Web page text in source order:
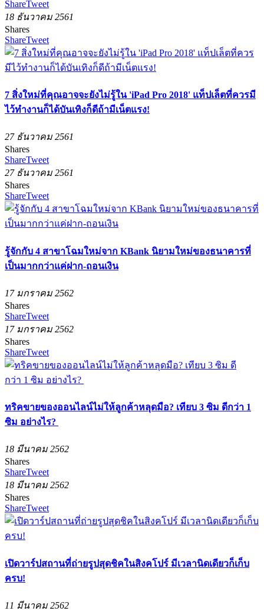
ShareTweet
18 ธันวาคม 2561
Shares
ShareTweet
7 สิ่งใหม่ที่คุณอาจจะยังไม่รู้ใน 'iPad Pro 2018' แท็ปเล็ตที่ควรมี
ไว้ทำงานก็ได้บันเทิงก็ดีถ้ามีเน็ตแรง!
27 ธันวาคม 2561
Shares
ShareTweet
27 ธันวาคม 2561
Shares
ShareTweet
รู้จักกับ 4 สาขาโฉมใหม่จาก KBank นิยามใหม่ของธนาคารที่
เป็นมากกว่าแค่ฝาก-ถอนเงิน
17 มกราคม 2562
Shares
ShareTweet
17 มกราคม 2562
Shares
ShareTweet
ทริคขายของออนไลน์ไม่ให้ลูกค้าหลุดมือ? เทียบ 3 ซิม ดีกว่า 1
ซิม อย่างไร?
18 มีนาคม 2562
Shares
ShareTweet
18 มีนาคม 2562
Shares
ShareTweet
เปิดวาร์ปสถานที่ถ่ายรูปสุดชิคในสิงคโปร์ มีเวลานิดเดียวก็เก็บ
ครบ!
11 มีนาคม 2562